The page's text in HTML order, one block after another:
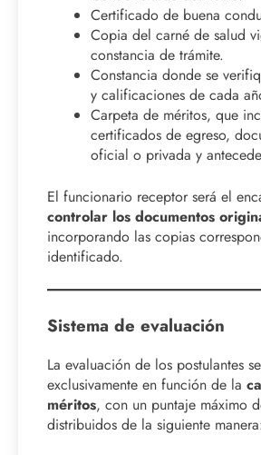
Certificado de buena
Copia del carné de salud
constancia de trámite.
Constancia donde se
y calificaciones de cada
Carpeta de méritos, que
certificados de egreso,
oficial o privada y
El funcionario receptor será el
controlar los documentos
incorporando las copias
identificado.
Sistema de evaluación
La evaluación de los postulantes
exclusivamente en función de la
méritos, con un puntaje máximo
distribuidos de la siguiente